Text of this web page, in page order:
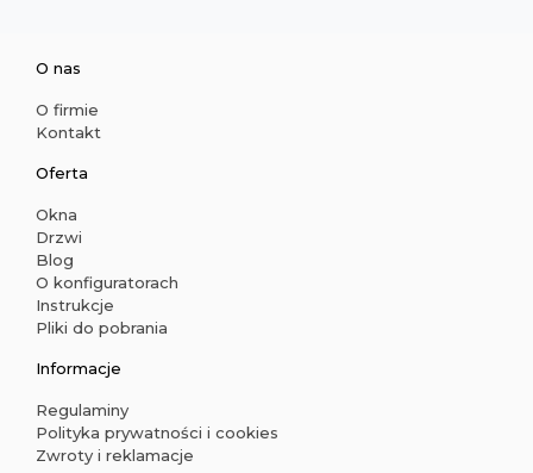
O nas
O firmie
Kontakt
Oferta
Okna
Drzwi
Blog
O konfiguratorach
Instrukcje
Pliki do pobrania
Informacje
Regulaminy
Polityka prywatności i cookies
Zwroty i reklamacje